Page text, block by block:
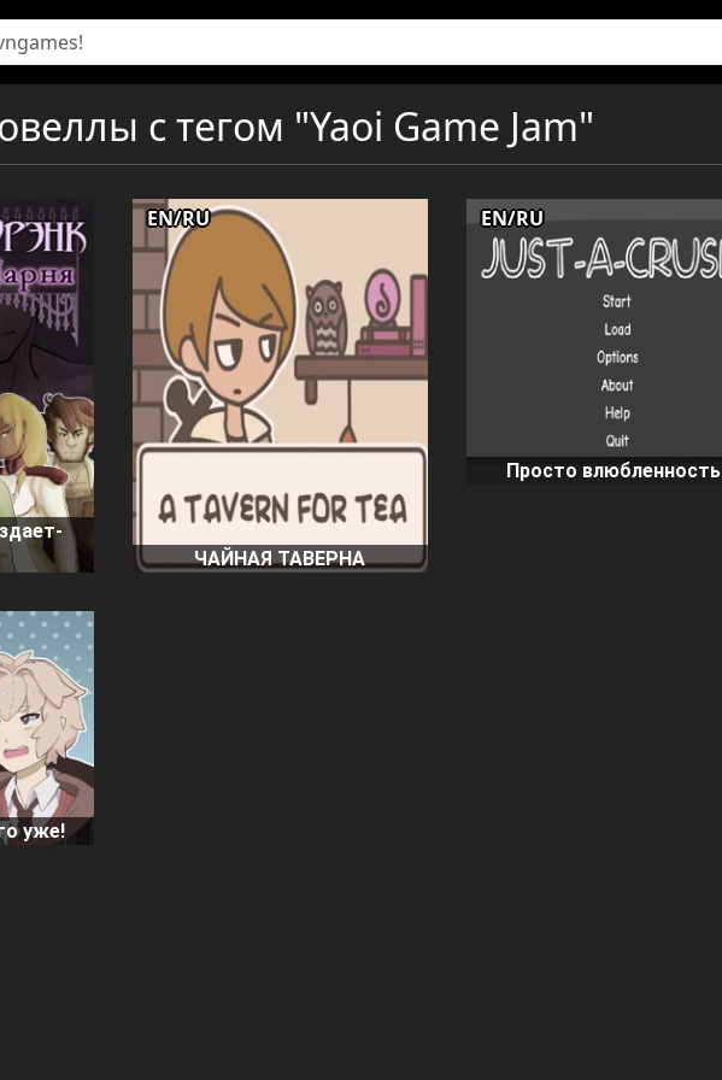
с тегом "Yaoi Game Jam"
ЧАЙНАЯ ТАВЕРНА
EN/RU
Просто влюбленность
EN/RU
уже!